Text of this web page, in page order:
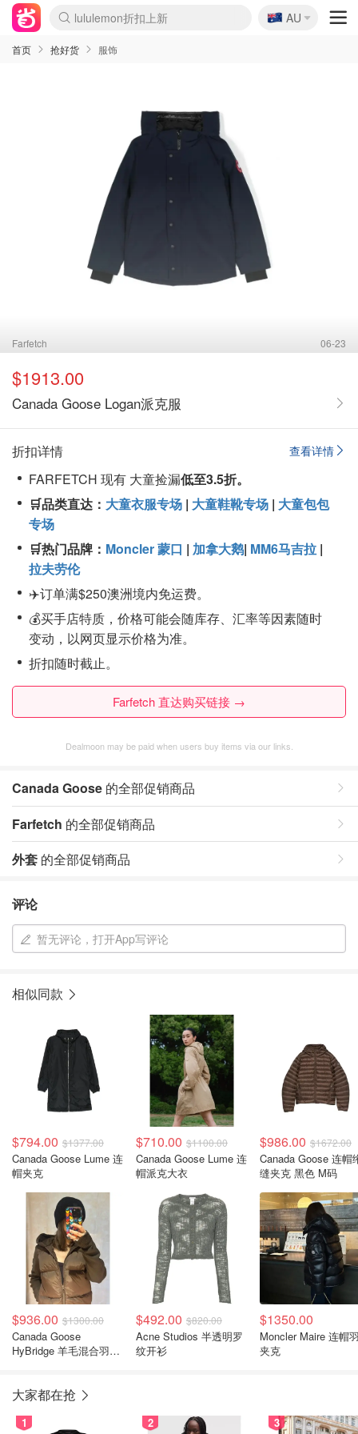
lululemon折扣上新
Sasa美妆护肤3.5折
SSENSE年中2.5折
FreshBeauty好价汇总
Cettire降价+叠9折
WWS Coles超市实拍
viagogo二手票捡漏
Myer超级周末
The Outnet奢牌1折起
David Jones 3折起
Flannels大牌1折
Perfumes Club护肤1折
AMIRO面罩$251
Amazon折扣汇总
eToro入金$200送$50
Amazon数码好物
ICONIC本周7.5折
ThedoubleF高奢地板价
Moose Knuckles 6折
丝芙兰5折起
EUFY摄像头$98
Selenichast首饰2折
Trip机票酒店促销
YSL送5件彩妆礼
Amazon家居好物
Amazon美妆护肤
雅漾大喷$8
过敏原检测盒$33
伊索独家赠50ml沐浴露
科颜氏高保湿面霜$29
SEALIFE海洋馆门票6折
丝塔芙大白罐$16
订阅Newsletter送香薰
Cult Beauty 6.8折
Harrods圣诞日历$525
LN-CC奢牌私促3折
d'Alba空姐喷雾$16
EVE LOM套装£56
Bernardelli独家4折
Adore Beauty 6折起
CT圣诞日历
Mytheresa奢品2.7折
Luxury Escapes 9折
Currentbody美容仪$881
MOON Garden Live
Roborock扫地机$649
Tingo Life水杯$24
Valentino官网5折
CR洗护套装$23
修丽可4件套$159
Myer彩妆2件7折
GANNI官网4.5折
Stylevana韩妆4折
Tessabit高奢8.5折
OGX洗发水$11
Amazon阿德莱德次日达
卡诗8.5折+赠礼
Philips Hue灯具8折
🇦🇺
AU
首页 抢好货 服饰
Farfetch 06-23
$1913.00
Canada Goose Logan派克服
查看详情
折扣详情
FARFETCH 现有 大童捡漏低至3.5折。
🛒品类直达： 大童衣服专场 | 大童鞋靴专场 | 大童包包
专场
🛒热门品牌： Moncler 蒙口 | 加拿大鹅| MM6马吉拉 |
拉夫劳伦
✈️订单满$250澳洲境内免运费。
💰买手店特质，价格可能会随库存、汇率等因素随时
变动，以网页显示价格为准。
折扣随时截止。
Farfetch 直达购买链接 →
Dealmoon may be paid when users buy items via our links.
Canada Goose 的全部促销商品
Farfetch 的全部促销商品
外套 的全部促销商品
评论
暂无评论，打开App写评论
相似同款
$794.00 $1377.00
Canada Goose Lume 连
帽夹克
$710.00 $1100.00
Canada Goose Lume 连
帽派克大衣
$986.00 $1672.00
Canada Goose 连帽
缝夹克 黑色 M码
$936.00 $1300.00
Canada Goose
HyBridge 羊毛混合羽绒
$492.00 $820.00
Acne Studios 半透明罗
纹开衫
$1350.00
Moncler Maire 连帽
夹克
大家都在抢
1 2 3